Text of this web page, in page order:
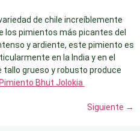
de chile increíblemente
los pimientos más picantes del
y ardiente, este pimiento es
en la India y en el
grueso y robusto produce
Pimiento Bhut Jolokia
Siguiente →